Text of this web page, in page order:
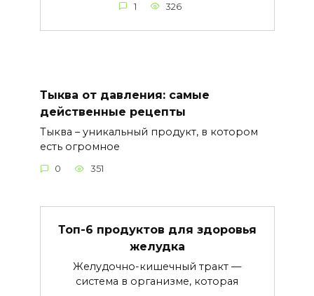
1 326
Тыква от давления: самые
действенные рецепты
Тыква – уникальный продукт, в котором
есть огромное
0 351
Топ-6 продуктов для здоровья
желудка
Желудочно-кишечный тракт —
система в организме, которая